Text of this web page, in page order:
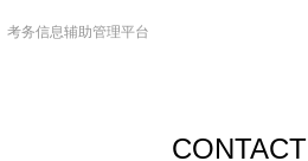
考务信息辅助管理平台
CONTACT